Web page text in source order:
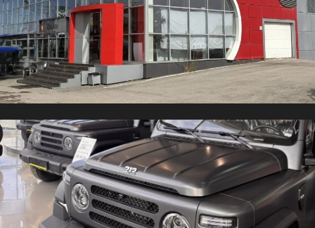
8(904) 777 77 42
Проспект им. Маршала Советского
Союза Г.К. Жукова, 94
Манеж Авто (шоурум)
Записаться на тест-драйв